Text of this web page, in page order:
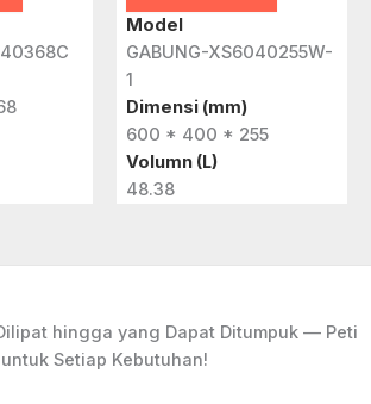
Model
GABUNG-XS6040255W-
1
Dimensi (mm)
600 * 400 * 255
Volumn (L)
48.38
hingga yang Dapat Ditumpuk — Peti
untuk Setiap Kebutuhan!